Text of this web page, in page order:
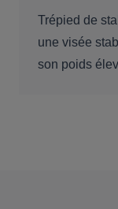
Trépied de
une visée
son poids